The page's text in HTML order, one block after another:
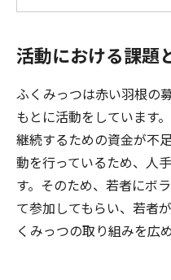
活動における課題
ふくみっつは赤い羽根の
もとに活動をしています
継続するための資金が不
動を行っているため、人
す。そのため、若者にボ
て参加してもらい、若者
くみっつの取り組みを広